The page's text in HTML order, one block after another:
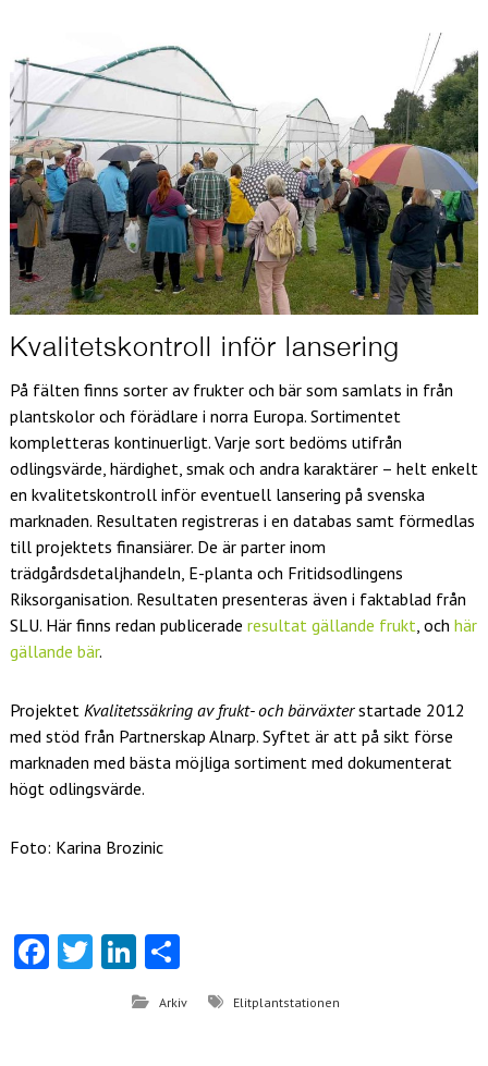
Kvalitetskontroll inför lansering
På fälten finns sorter av frukter och bär som samlats in från
plantskolor och förädlare i norra Europa. Sortimentet
kompletteras kontinuerligt. Varje sort bedöms utifrån
odlingsvärde, härdighet, smak och andra karaktärer – helt enkelt
en kvalitetskontroll inför eventuell lansering på svenska
marknaden. Resultaten registreras i en databas samt förmedlas
till projektets finansiärer. De är parter inom
trädgårdsdetaljhandeln, E-planta och Fritidsodlingens
Riksorganisation. Resultaten presenteras även i faktablad från
SLU. Här finns redan publicerade resultat gällande frukt, och här
gällande bär.
Projektet Kvalitetssäkring av frukt- och bärväxterstartade 2012
med stöd från Partnerskap Alnarp. Syftet är att på sikt förse
marknaden med bästa möjliga sortiment med dokumenterat
högt odlingsvärde.
Foto: Karina Brozinic
FaT Li
nk
e
D
el
a
Arkiv Elitplantstationen